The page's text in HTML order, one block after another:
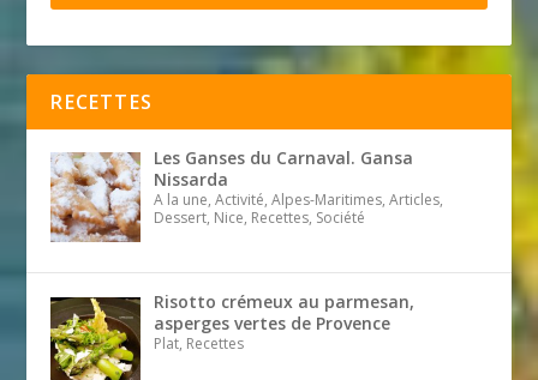
RECETTES
Les Ganses du Carnaval. Gansa
Nissarda
A la une, Activité, Alpes-Maritimes, Articles,
Dessert, Nice, Recettes, Société
Risotto crémeux au parmesan,
asperges vertes de Provence
Plat, Recettes